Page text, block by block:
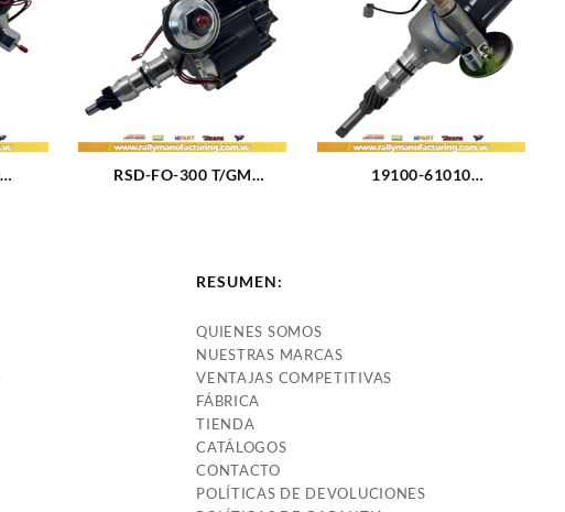
RSD-FO-300 T/GM
19100-61010
RESUMEN:
QUIENES SOMOS
NUESTRAS MARCAS
VENTAJAS COMPETITIVAS
FÁBRICA
TIENDA
CATÁLOGOS
CONTACTO
POLÍTICAS DE DEVOLUCIONES